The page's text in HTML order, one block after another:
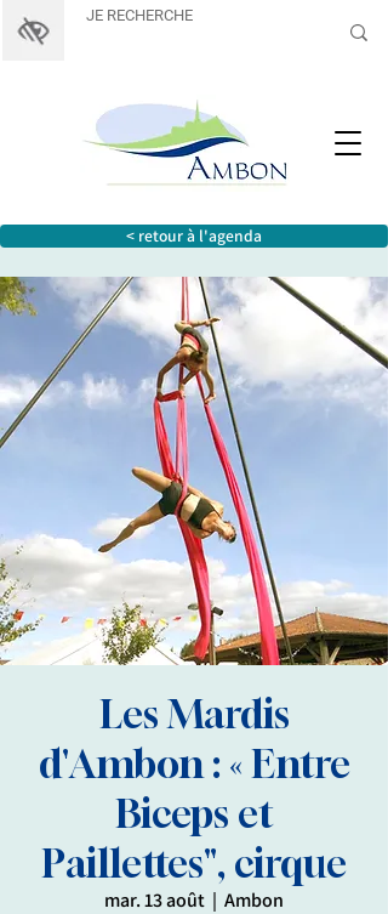
< retour à l'agenda
Les Mardis
d'Ambon : « Entre
Biceps et
Paillettes", cirque
mar. 13 août
  |
Ambon